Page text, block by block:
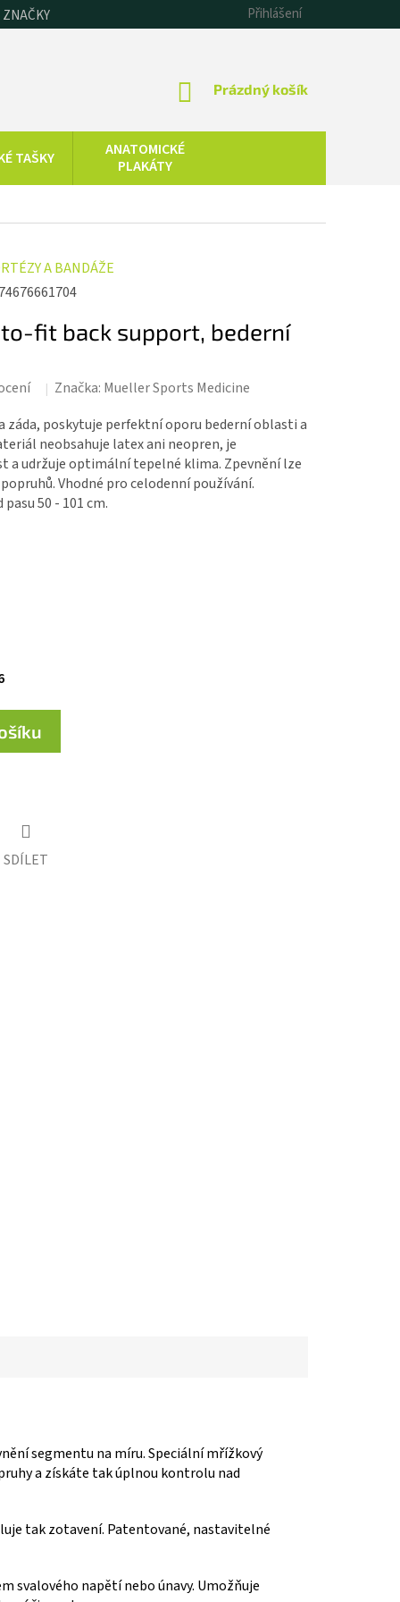
Přihlášení
NÁKUPNÍ
Prázdný košík
TAŠKY
ANATOMICKÉ
PLAKÁTY
TERAPIE
STŘÍBRO,
ZLATO, ZINEK
A BANDÁŽE
to-fit back support, bederní
Značka: Mueller Sports Medicine
záda, poskytuje perfektní oporu bederní oblasti a
neobsahuje latex ani neopren, je
a udržuje optimální tepelné klima. Zpevnění lze
Vhodné pro celodenní používání.
50 - 101 cm.
SDÍLET
segmentu na míru. Speciální mřížkový
a získáte tak úplnou kontrolu nad
tak zotavení. Patentované, nastavitelné
svalového napětí nebo únavy. Umožňuje